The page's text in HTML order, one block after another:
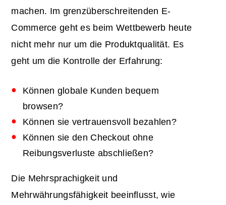
machen. Im grenzüberschreitenden E-
Commerce geht es beim Wettbewerb heute
nicht mehr nur um die Produktqualität. Es
geht um die Kontrolle der Erfahrung:
Können globale Kunden bequem
browsen?
Können sie vertrauensvoll bezahlen?
Können sie den Checkout ohne
Reibungsverluste abschließen?
Die Mehrsprachigkeit und
Mehrwährungsfähigkeit beeinflusst, wie